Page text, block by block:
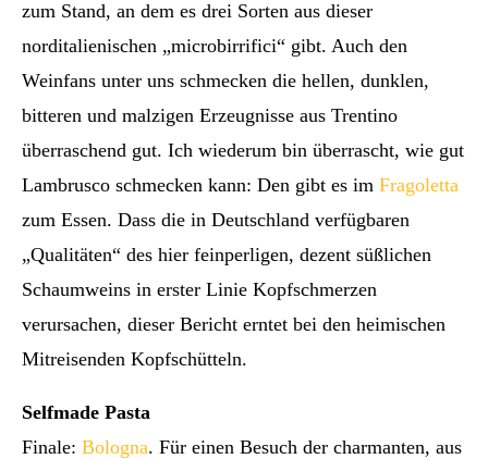
zum Stand, an dem es drei Sorten aus dieser
norditalienischen „microbirrifici“ gibt. Auch den
Weinfans unter uns schmecken die hellen, dunklen,
bitteren und malzigen Erzeugnisse aus Trentino
überraschend gut. Ich wiederum bin überrascht, wie gut
Lambrusco schmecken kann: Den gibt es im Fragoletta
zum Essen. Dass die in Deutschland verfügbaren
„Qualitäten“ des hier feinperligen, dezent süßlichen
Schaumweins in erster Linie Kopfschmerzen
verursachen, dieser Bericht erntet bei den heimischen
Mitreisenden Kopfschütteln.
Selfmade Pasta
Finale: Bologna. Für einen Besuch der charmanten, aus